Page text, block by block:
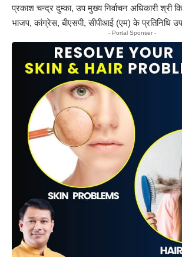
प्रकाश चन्द्र दुम्का, उप मुख्य निर्वाचन अधिकारी श्री
भाजप, कांग्रेस, बीएसपी, सीपीआई (एम) के प्रतिनिधि
- Portal Sponser -